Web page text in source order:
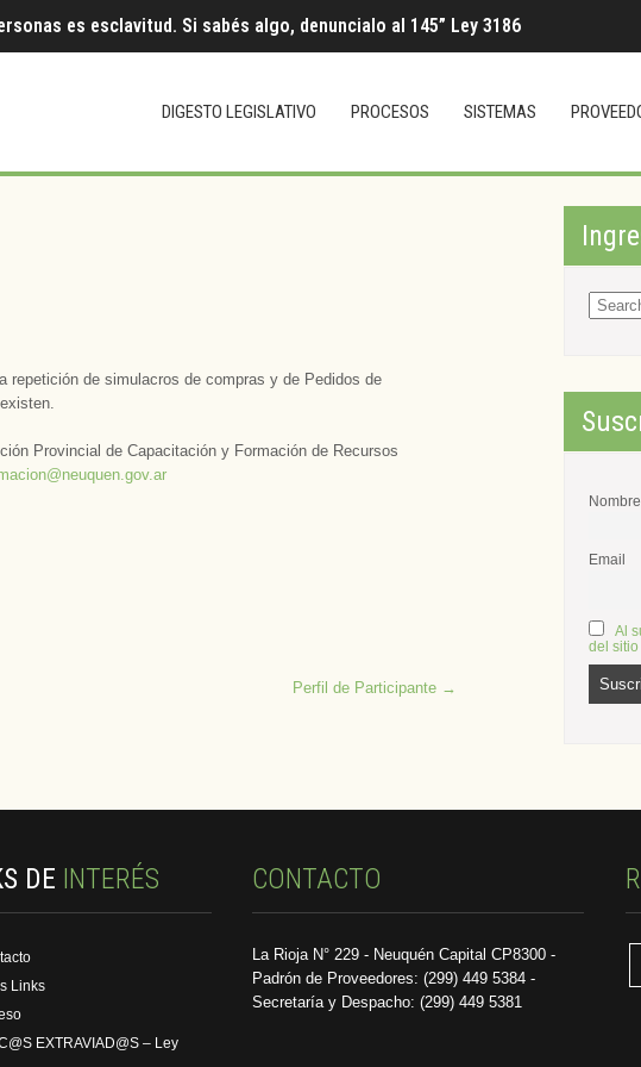
es esclavitud. Si sabés algo, denuncialo al 145” Ley 3186
DIGESTO LEGISLATIVO PROCESOS SISTEMAS
de simulacros de compras y de Pedidos de
Provincial de Capacitación y Formación de Recursos
Perfil de Participante →
Nombre
Email
Al
del sitio
DE INTERÉS
Links
EXTRAVIAD@S – Ley
CONTACTO
La Rioja N° 229 - Neuquén Capital CP8300 -
Padrón de Proveedores: (299) 449 5384 -
Secretaría y Despacho: (299) 449 5381